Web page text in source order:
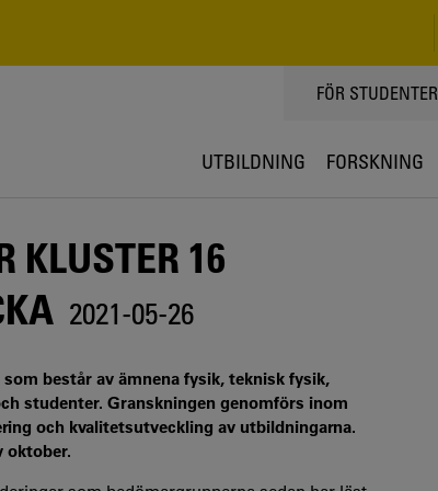
TOPPMENY
FÖR STUDENTER
UTBILDNING FORSKNING
KLUSTER 16
2021-05-26
består av ämnena fysik, teknisk fysik,
studenter. Granskningen genomförs inom
och kvalitetsutveckling av utbildningarna.
oktober.